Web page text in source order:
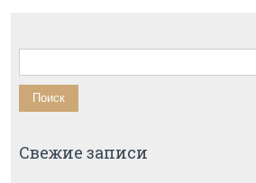
Найти:
Свежие записи